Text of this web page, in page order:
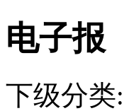
电子报
下级分类: